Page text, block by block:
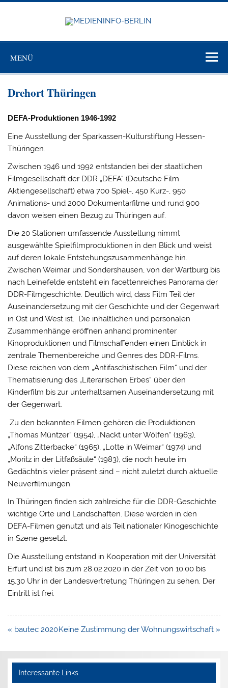
Zum
MENÜ
Drehort Thüringen
DEFA-Produktionen 1946-1992
Eine Ausstellung der Sparkassen-Kulturstiftung Hessen-
Thüringen.
Zwischen 1946 und 1992 entstanden bei der staatlichen
Filmgesellschaft der DDR „DEFA“ (Deutsche Film
Aktiengesellschaft) etwa 700 Spiel-, 450 Kurz-, 950
Animations- und 2000 Dokumentarfilme und rund 900
davon weisen einen Bezug zu Thüringen auf.
Die 20 Stationen umfassende Ausstellung nimmt
ausgewählte Spielfilmproduktionen in den Blick und weist
auf deren lokale Entstehungszusammenhänge hin.
Zwischen Weimar und Sondershausen, von der Wartburg bis
nach Leinefelde entsteht ein facettenreiches Panorama der
DDR-Filmgeschichte. Deutlich wird, dass Film Teil der
Auseinandersetzung mit der Geschichte und der Gegenwart
in Ost und West ist. Die inhaltlichen und personalen
Zusammenhänge eröffnen anhand prominenter
Kinoproduktionen und Filmschaffenden einen Einblick in
zentrale Themenbereiche und Genres des DDR-Films.
Diese reichen von dem „Antifaschistischen Film“ und der
Thematisierung des „Literarischen Erbes“ über den
Kinderfilm bis zur unterhaltsamen Auseinandersetzung mit
der Gegenwart.
Zu den bekannten Filmen gehören die Produktionen
„Thomas Müntzer“ (1954), „Nackt unter Wölfen“ (1963),
„Alfons Zitterbacke“ (1965), „Lotte in Weimar“ (1974) und
„Moritz in der Litfaßsäule“ (1983), die noch heute im
Gedächtnis vieler präsent sind – nicht zuletzt durch aktuelle
Neuverfilmungen.
In Thüringen finden sich zahlreiche für die DDR-Geschichte
wichtige Orte und Landschaften. Diese werden in den
DEFA-Filmen genutzt und als Teil nationaler Kinogeschichte
in Szene gesetzt.
Die Ausstellung entstand in Kooperation mit der Universität
Erfurt und ist bis zum 28.02.2020 in der Zeit von 10.00 bis
15.30 Uhr in der Landesvertretung Thüringen zu sehen. Der
Eintritt ist frei.
Beitragsnavigation
« bautec 2020Keine Zustimmung der Wohnungswirtschaft »
Interessante Links